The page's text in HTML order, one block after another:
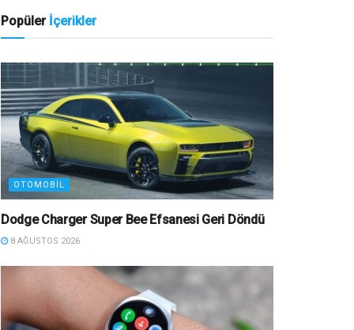
Popüler İçerikler
OTOMOBIL
Dodge Charger Super Bee Efsanesi Geri Döndü
8 AĞUSTOS 2026